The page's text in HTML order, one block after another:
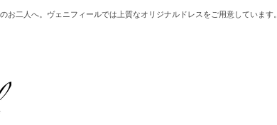
お二人へ。ヴェニフィールでは上質なオリジナルドレスをご用意しています